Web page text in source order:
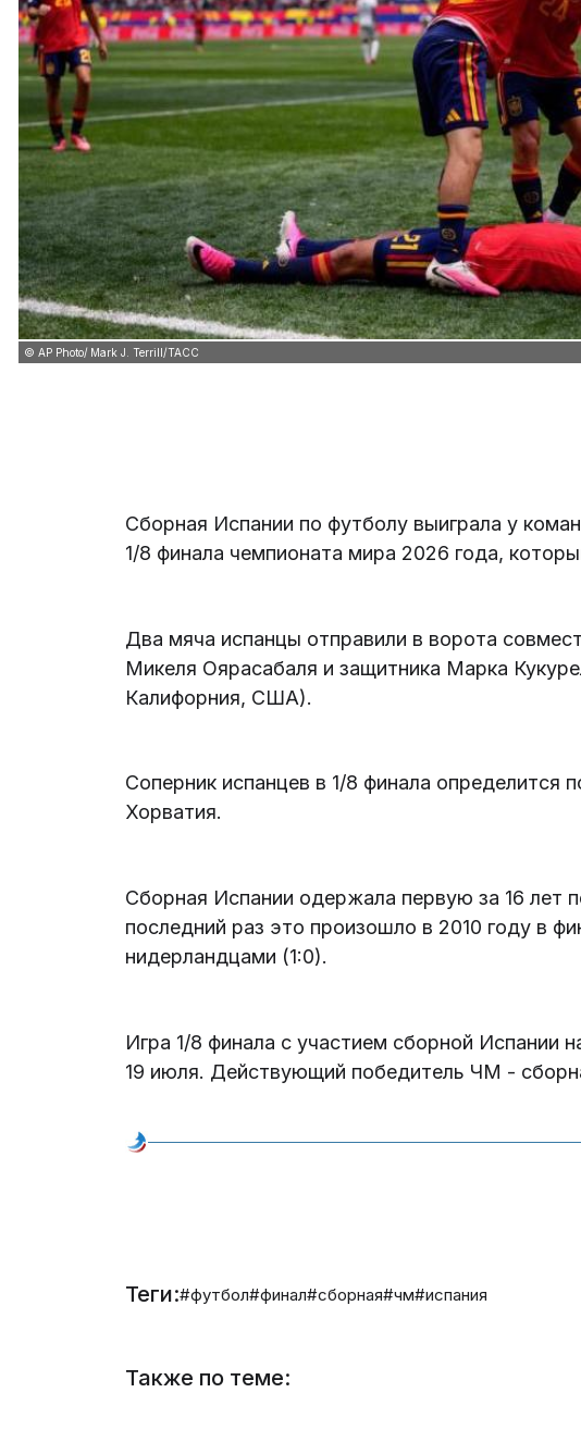
© AP Photo/ Mark J. Terrill/ТАСС
Сборная Испании по футболу выиграла у
1/8 финала чемпионата мира 2026 года,
Два мяча испанцы отправили в ворота
Микеля Оярасабаля и защитника Марка
Калифорния, США).
Соперник испанцев в 1/8 финала определится
Хорватия.
Сборная Испании одержала первую за 16 лет
последний раз это произошло в 2010 году в
нидерландцами (1:0).
Игра 1/8 финала с участием сборной Испании
19 июля. Действующий победитель ЧМ -
Теги:#футбол#финал#сборная#чм#испания
Также по теме: